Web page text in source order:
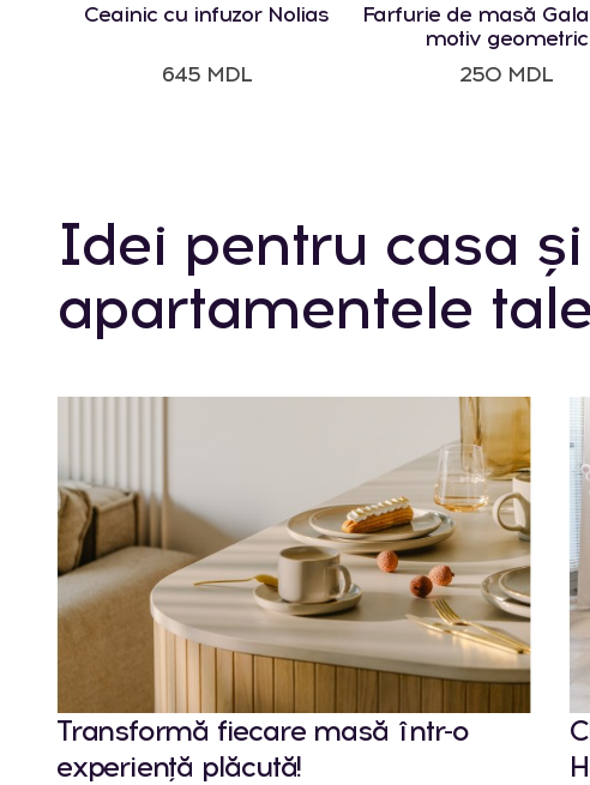
Ceainic cu infuzor Nolias
645 MDL
Farfurie de masă
motiv geometric
250 MDL
Idei pentru casa și
apartamentele tale
Transformă fiecare masă într-o
experiență plăcută!